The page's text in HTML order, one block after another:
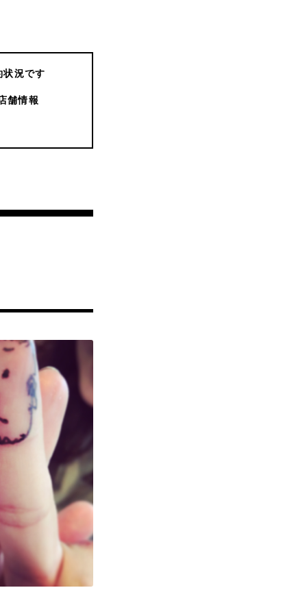
状況です
舗情報